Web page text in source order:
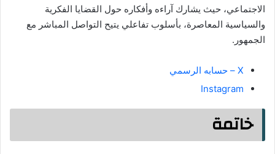
الاجتماعي، حيث يشارك آراءه وأفكاره حول القضايا الفكرية
والسياسية المعاصرة، بأسلوب تفاعلي يتيح التواصل المباشر مع
الجمهور.
X – حسابه الرسمي
Instagram
خاتمة